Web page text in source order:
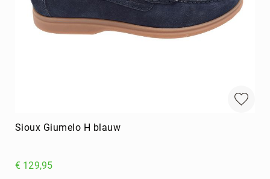
Sioux Giumelo H blauw
€ 129,95